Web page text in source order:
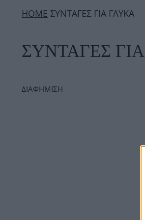
ΗΟΜΕ ΣΥΝΤΑΓΕΣ ΓΙΑ ΓΛΥΚΑ
ΣΥΝΤΑΓΕΣ
ΔΙΑΦΗΜΙΣΗ